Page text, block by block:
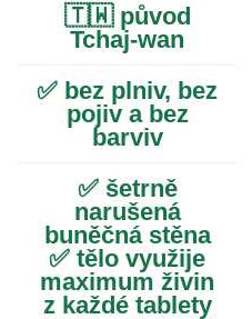
🇹🇼 původ
Tchaj-wan
✅ bez plniv, bez
pojiv a bez
barviv
✅ šetrně
narušená
buněčná stěna
✅ tělo využije
maximum živin
z každé tablety